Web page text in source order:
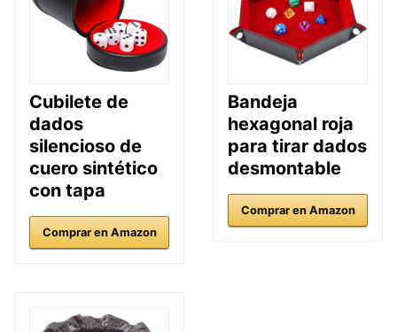
Cubilete de
dados
silencioso de
cuero sintético
con tapa
Comprar en Amazon
Bandeja
hexagonal roja
para tirar dados
desmontable
Comprar en Amazon